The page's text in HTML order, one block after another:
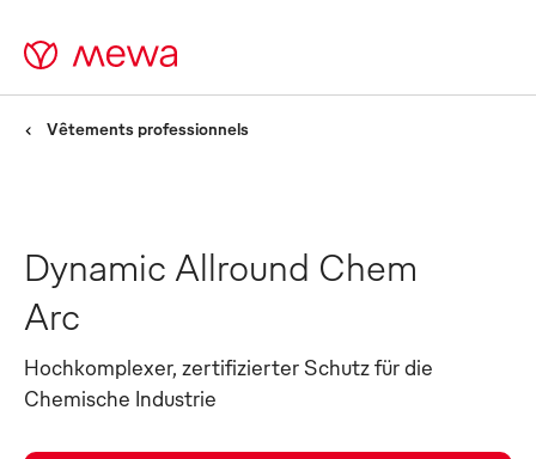
Vêtements professionnels
Dynamic Allround Chem
Arc
Hochkomplexer, zertifizierter Schutz für die
Chemische Industrie